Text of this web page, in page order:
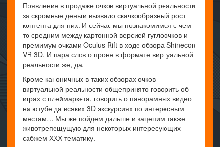
Появление в продаже очков виртуальной реальности
за скромные деньги вызвало скачкообразный рост
контента для них. И сейчас мы познакомимся с чем
то средним между картонной версией гуглоочков и
премимум очками Oculus Rift в ходе обзора Shinecon
VR 3D. И пара слов о проне в формате виртуальной
реальности же, да.
Кроме каноничных в таких обзорах очков
виртуальной реальности общепринято говорить об
играх с плеймаркета, говорить о панорамных видео
на ютубе да всяких 3D экскурсиях по интересным
местам… Мы же пойдем дальше и зацепим также
животрепещущую для некоторых интересующих
сабжем ХХХ тематику.